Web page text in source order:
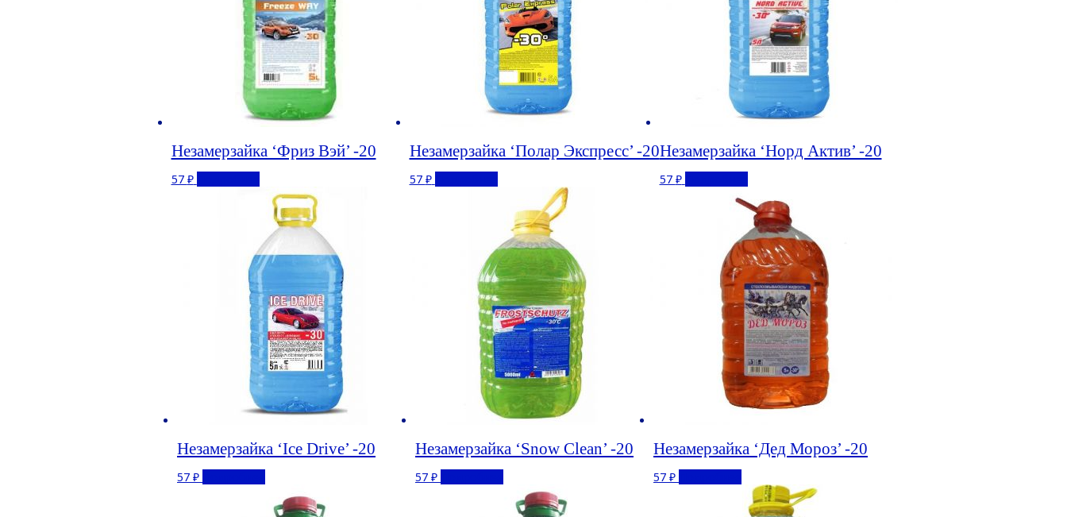
Незамерзайка ‘Фриз Вэй’ -20
57 ₽
Незамерзайка ‘Полар Экспресс’ -20
57 ₽
Незамерзайка ‘Норд Актив’ -20
57 ₽
Незамерзайка ‘Ice Drive’ -20
57 ₽
Незамерзайка ‘Snow Clean’ -20
57 ₽
Незамерзайка ‘Дед Мороз’ -20
57 ₽